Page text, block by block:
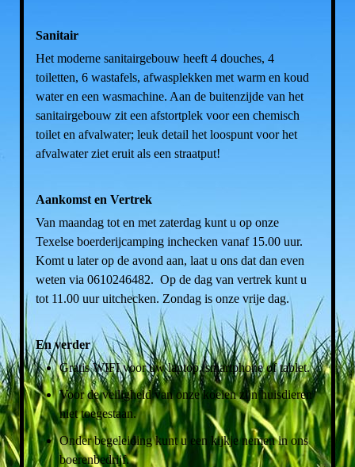
Sanitair
Het moderne sanitairgebouw heeft 4 douches, 4
toiletten, 6 wastafels, afwasplekken met warm en koud
water en een wasmachine. Aan de buitenzijde van het
sanitairgebouw zit een afstortplek voor een chemisch
toilet en afvalwater; leuk detail het loospunt voor het
afvalwater ziet eruit als een straatput!
Aankomst en Vertrek
Van maandag tot en met zaterdag kunt u op onze
Texelse boerderijcamping inchecken vanaf 15.00 uur.
Komt u later op de avond aan, laat u ons dat dan even
weten via 0610246482. Op de dag van vertrek kunt u
tot 11.00 uur uitchecken. Zondag is onze vrije dag.
En verder
Gratis WIFI voor uw laptop, smartphone of tablet.
Voor de veiligheid van onze koeien zijn huisdieren
niet toegestaan.
Onder begeleiding kunt u een kijkje nemen in ons
boerenbedrijf.